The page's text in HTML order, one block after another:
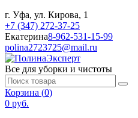
г. Уфа, ул. Кирова, 1
+7 (347) 272-37-25
Екатерина8-962-531-15-99
polina2723725@mail.ru
Все для уборки и чистоты
Корзина (0)
0 руб.